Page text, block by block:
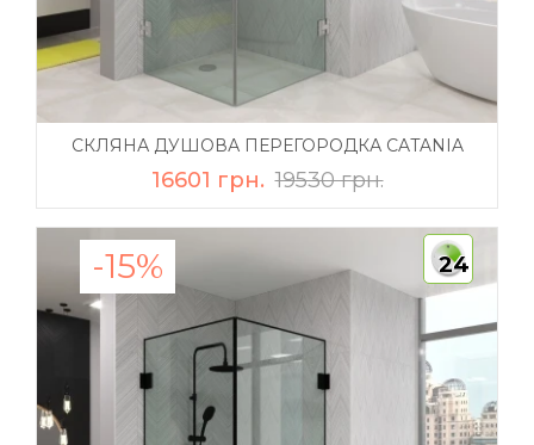
СКЛЯНА ДУШОВА ПЕРЕГОРОДКА CATANIA
16601 грн. 19530 грн.
-15% 24